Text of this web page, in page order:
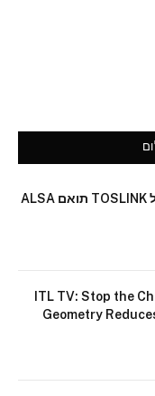
ITL TV: Stop the
Geometry